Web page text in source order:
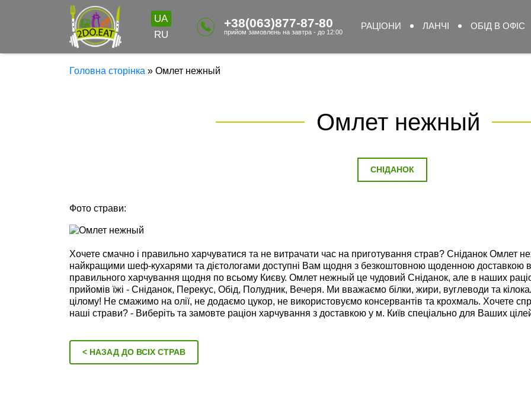
UA
RU
+38(063)877-87-80
прийом замовлень на завтра - до 12:00
РАЦІОНИ ЛАНЧІ ОБІД В ОФІС
Головна сторінка » Омлет нежный
Омлет нежный
СНІДАНОК
Фото страви:
Хочете смачно і правильно харчуватися та не витрачати час на приготування страв? Сніданок Омлет
найкращими шеф-кухарями та дієтологами доступні Вам щодня з безкоштовною щоденною доставкою
правильного харчування щодня по всьому Києву. Омлет нежный це чудовий Сніданок, але в наших
прийомів їжі - Сніданок, Перекус, Обід, Полудник, Вечеря. Ми вважаємо білки, жири, вуглеводи та
цілому! Не смажимо на олії, не додаємо цукор, не використовуємо консервантів та крохмаль. Хочете
наші страви? - Виберіть та замовте раціон харчування з доставкою у м. Київ спеціально для Ваших
< НАЗАД ДО ВСІХ СТРАВ